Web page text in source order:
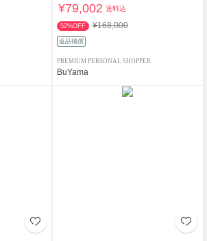
¥79,002 送料込
52%OFF ¥168,000
返品補償
PREMIUM PERSONAL SHOPPER
BuYama